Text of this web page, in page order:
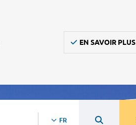
EN SAVOIR PLUS
FR